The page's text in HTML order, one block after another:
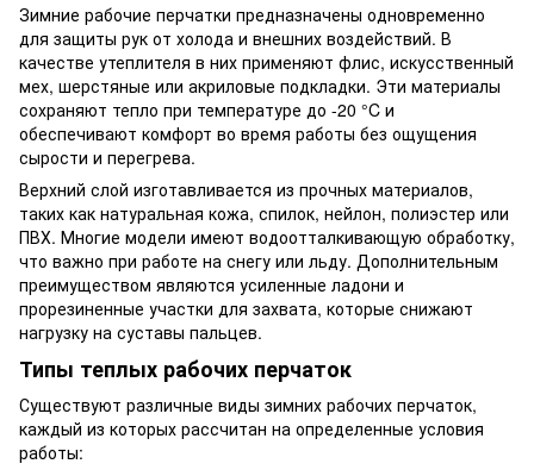
Зимние рабочие перчатки предназначены одновременно
для защиты рук от холода и внешних воздействий. В
качестве утеплителя в них применяют флис, искусственный
мех, шерстяные или акриловые подкладки. Эти материалы
сохраняют тепло при температуре до -20 °C и
обеспечивают комфорт во время работы без ощущения
сырости и перегрева.
Верхний слой изготавливается из прочных материалов,
таких как натуральная кожа, спилок, нейлон, полиэстер или
ПВХ. Многие модели имеют водоотталкивающую обработку,
что важно при работе на снегу или льду. Дополнительным
преимуществом являются усиленные ладони и
прорезиненные участки для захвата, которые снижают
нагрузку на суставы пальцев.
Типы теплых рабочих перчаток
Существуют различные виды зимних рабочих перчаток,
каждый из которых рассчитан на определенные условия
работы: